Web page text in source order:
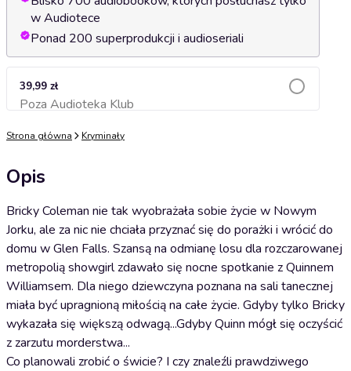
w Audiotece
Ponad 200 superprodukcji i audioseriali
39,99 zł
Poza Audioteka KlubDodaj do koszyka
Strona główna Kryminały
Opis
Bricky Coleman nie tak wyobrażała sobie życie w Nowym
Jorku, ale za nic nie chciała przyznać się do porażki i wrócić do
domu w Glen Falls. Szansą na odmianę losu dla rozczarowanej
metropolią showgirl zdawało się nocne spotkanie z Quinnem
Williamsem. Dla niego dziewczyna poznana na sali tanecznej
miała być upragnioną miłością na całe życie. Gdyby tylko Bricky
wykazała się większą odwagą...Gdyby Quinn mógł się oczyścić
z zarzutu morderstwa...
Co planowali zrobić o świcie? I czy znaleźli prawdziwego